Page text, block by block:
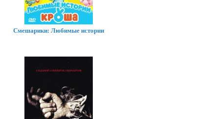
Смешарики: Любимые истории